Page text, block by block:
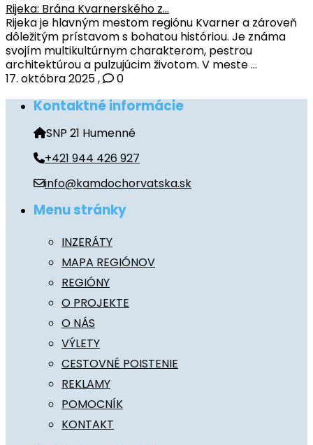
Rijeka: Brána Kvarnerského z...
Rijeka je hlavným mestom regiónu Kvarner a zároveň
dôležitým prístavom s bohatou históriou. Je známa
svojím multikultúrnym charakterom, pestrou
architektúrou a pulzujúcim životom. V meste ...
17. októbra 2025, 0
Kontaktné informácie
SNP 21 Humenné
+421 944 426 927
info@kamdochorvatska.sk
Menu stránky
INZERÁTY
MAPA REGIÓNOV
REGIÓNY
O PROJEKTE
O NÁS
VÝLETY
CESTOVNÉ POISTENIE
REKLAMY
POMOCNÍK
KONTAKT